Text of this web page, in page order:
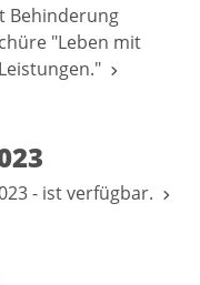
Behinderung
"Leben mit
- ist verfügbar.